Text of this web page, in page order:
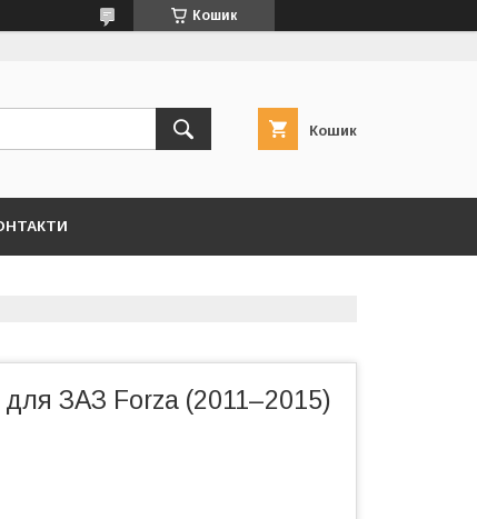
Кошик
Кошик
для ЗАЗ Forza (2011–2015)